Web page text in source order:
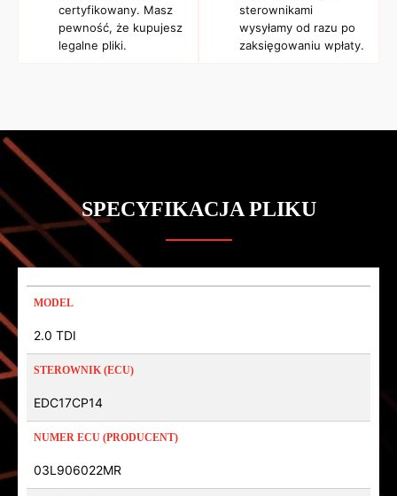
certyfikowany. Masz
pewność, że kupujesz
legalne pliki.
sterownikami
wysyłamy od razu po
zaksięgowaniu wpłaty.
SPECYFIKACJA PLIKU
MODEL
2.0 TDI
STEROWNIK (ECU)
EDC17CP14
NUMER ECU (PRODUCENT)
03L906022MR